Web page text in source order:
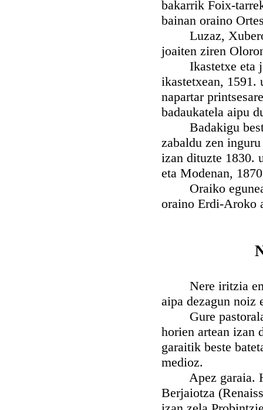
bakarrik Foix-
bainan oraino
Luzaz,
joaiten ziren
Ikastetxe eta
ikastetxean, 1591.
napartar
badaukatela aipu
Badakigu
zabaldu zen
izan dituzte 1830.
eta Modenan,
Oraiko
oraino Erdi-Aroko
Nere iritzia
aipa dezagun noiz
Gure pastoralak
horien artean izan
garaitik beste
medioz.
Apez garaia.
Berjaiotza